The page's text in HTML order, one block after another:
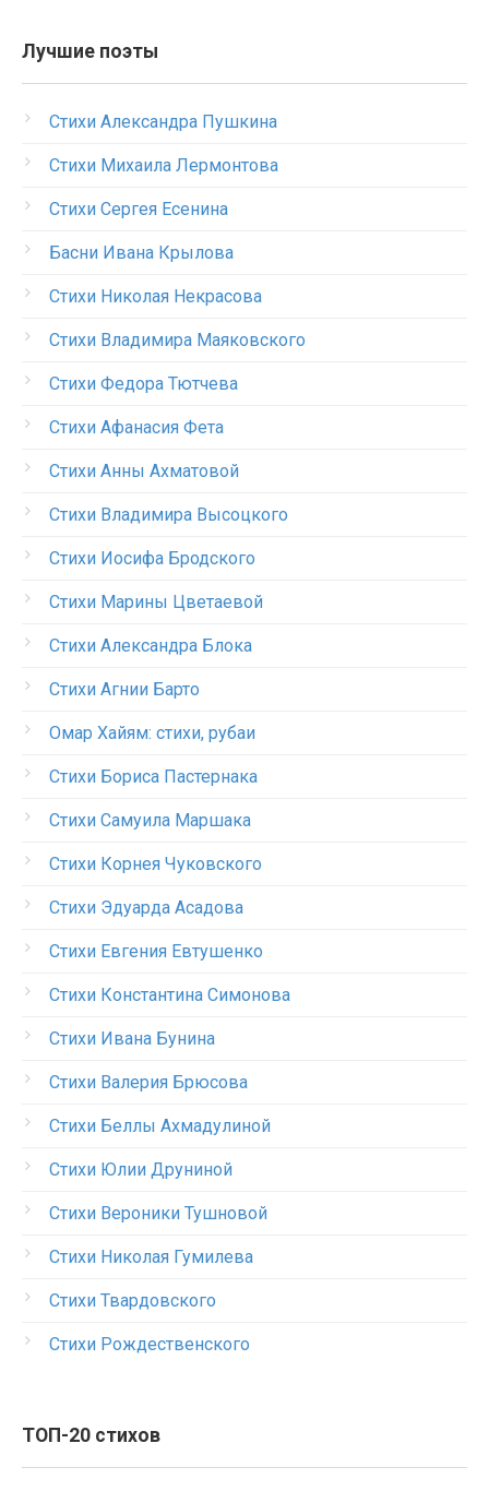
Лучшие поэты
Стихи Александра Пушкина
Стихи Михаила Лермонтова
Стихи Сергея Есенина
Басни Ивана Крылова
Стихи Николая Некрасова
Стихи Владимира Маяковского
Стихи Федора Тютчева
Стихи Афанасия Фета
Стихи Анны Ахматовой
Стихи Владимира Высоцкого
Стихи Иосифа Бродского
Стихи Марины Цветаевой
Стихи Александра Блока
Стихи Агнии Барто
Омар Хайям: стихи, рубаи
Стихи Бориса Пастернака
Стихи Самуила Маршака
Стихи Корнея Чуковского
Стихи Эдуарда Асадова
Стихи Евгения Евтушенко
Стихи Константина Симонова
Стихи Ивана Бунина
Стихи Валерия Брюсова
Стихи Беллы Ахмадулиной
Стихи Юлии Друниной
Стихи Вероники Тушновой
Стихи Николая Гумилева
Стихи Твардовского
Стихи Рождественского
ТОП-20 стихов